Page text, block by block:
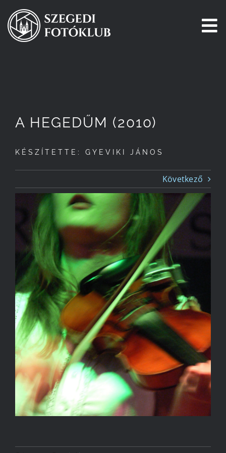
Kihagyás
Pályázatok
Tagjaink
Csatlakozz!
Történetünk
Kapcsolat
A HEGEDŰM (2010)
KÉSZÍTETTE: GYEVIKI JÁNOS
Következő